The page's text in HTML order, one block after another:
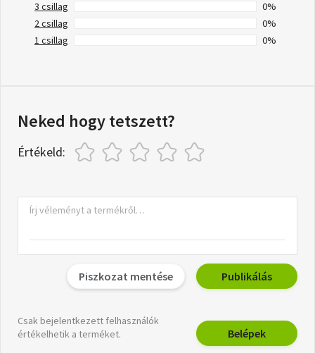
3 csillag
0%
2 csillag
0%
1 csillag
0%
Neked hogy tetszett?
Értékeld:
Piszkozat mentése Publikálás
Csak bejelentkezett felhasználók
értékelhetik a terméket.
Belépek